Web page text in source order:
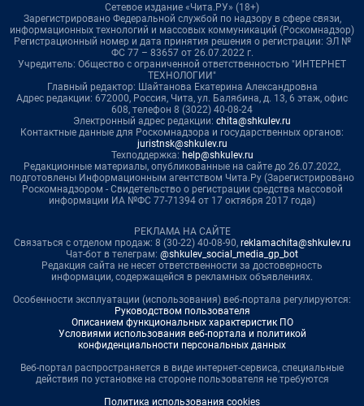
Сетевое издание «Чита.РУ» (18+)
Зарегистрировано Федеральной службой по надзору в сфере связи,
информационных технологий и массовых коммуникаций (Роскомнадзор)
Регистрационный номер и дата принятия решения о регистрации: ЭЛ №
ФС 77 – 83657 от 26.07.2022 г.
Учредитель: Общество с ограниченной ответственностью "ИНТЕРНЕТ
ТЕХНОЛОГИИ"
Главный редактор: Шайтанова Екатерина Александровна
Адрес редакции: 672000, Россия, Чита, ул. Балябина, д. 13, 6 этаж, офис
608, телефон 8 (3022) 40-08-24
Электронный адрес редакции: chita@shkulev.ru
Контактные данные для Роскомнадзора и государственных органов:
juristnsk@shkulev.ru
Техподдержка: help@shkulev.ru
Редакционные материалы, опубликованные на сайте до 26.07.2022,
подготовлены Информационным агентством Чита.Ру (Зарегистрировано
Роскомнадзором - Свидетельство о регистрации средства массовой
информации ИА №ФС 77-71394 от 17 октября 2017 года)
РЕКЛАМА НА САЙТЕ
Связаться с отделом продаж: 8 (30-22) 40-08-90, reklamachita@shkulev.ru
Чат-бот в телеграм: @shkulev_social_media_gp_bot
Редакция сайта не несет ответственности за достоверность
информации, содержащейся в рекламных объявлениях.
Особенности эксплуатации (использования) веб-портала регулируются:
Руководством пользователя
Описанием функциональных характеристик ПО
Условиями использования веб-портала и политикой
конфиденциальности персональных данных
Веб-портал распространяется в виде интернет-сервиса, специальные
действия по установке на стороне пользователя не требуются
Политика использования cookies